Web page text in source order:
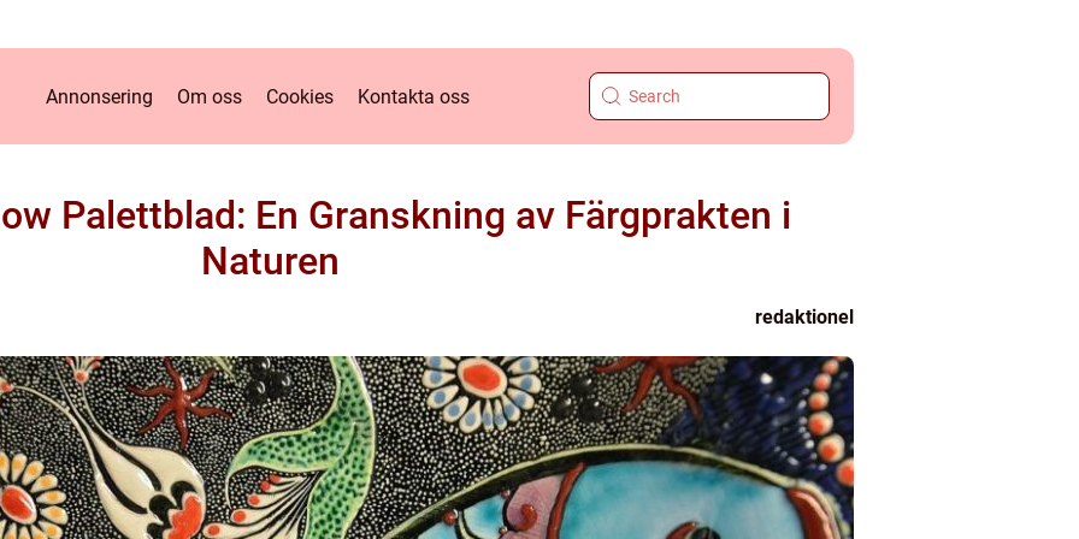
Annonsering Om oss Cookies Kontakta oss
Palettblad: En Granskning av Färgprakten i
Naturen
redaktionel